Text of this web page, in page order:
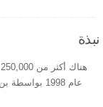
نبذة
عام 1998 بواسطة بن ستيد و أصبح جزأ من شبكة Heartlight فى عام 2000